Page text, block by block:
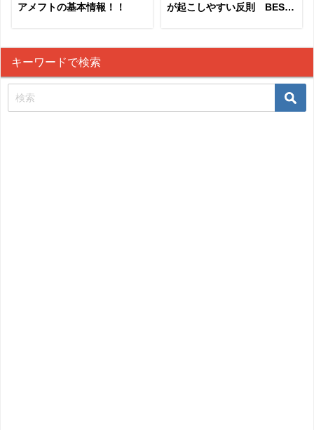
アメフトの基本情報！！
が起こしやすい反則 BEST
キーワードで検索